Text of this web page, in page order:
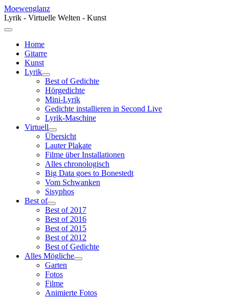
Moewenglanz
Lyrik - Virtuelle Welten - Kunst
Home
Gitarre
Kunst
Lyrik
Best of Gedichte
Hörgedichte
Mini-Lyrik
Gedichte installieren in Second Live
Lyrik-Maschine
Virtuell
Übersicht
Lauter Plakate
Filme über Installationen
Alles chronologisch
Big Data goes to Bonestedt
Vom Schwanken
Sisyphos
Best of
Best of 2017
Best of 2016
Best of 2015
Best of 2012
Best of Gedichte
Alles Mögliche
Garten
Fotos
Filme
Animierte Fotos